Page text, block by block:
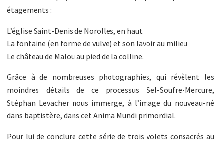
étagements :
L’église Saint-Denis de Norolles, en haut
La fontaine (en forme de vulve) et son lavoir au milieu
Le château de Malou au pied de la colline.
Grâce à de nombreuses photographies, qui révèlent les
moindres détails de ce processus Sel-Soufre-Mercure,
Stéphan Levacher nous immerge, à l’image du nouveau-né
dans baptistère, dans cet Anima Mundi primordial.
Pour lui de conclure cette série de trois volets consacrés au